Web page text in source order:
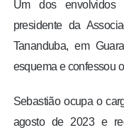
Um dos envolvidos
presidente da
Tananduba, em
esquema e confessou
Sebastião ocupa o
agosto de 2023 e